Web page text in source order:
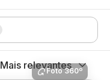
Mais relevantes
Foto 360º